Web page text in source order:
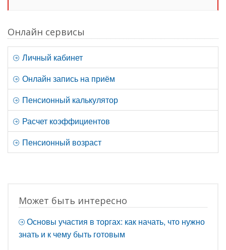
Онлайн сервисы
Личный кабинет
Онлайн запись на приём
Пенсионный калькулятор
Расчет коэффициентов
Пенсионный возраст
Может быть интересно
Основы участия в торгах: как начать, что нужно
знать и к чему быть готовым